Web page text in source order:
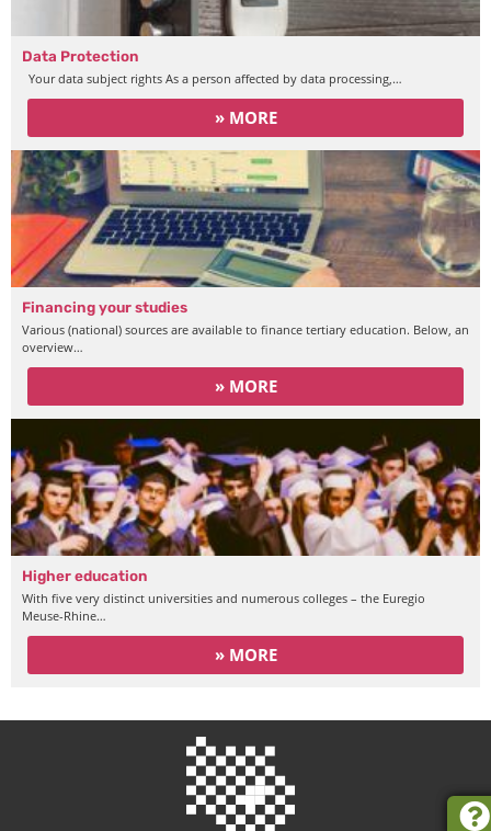
Data Protection
Your data subject rights As a person affected by data processing,…
» MORE
Financing your studies
Various (national) sources are available to finance tertiary education. Below, an
overview…
» MORE
Higher education
With five very distinct universities and numerous colleges – the Euregio
Meuse-Rhine…
» MORE